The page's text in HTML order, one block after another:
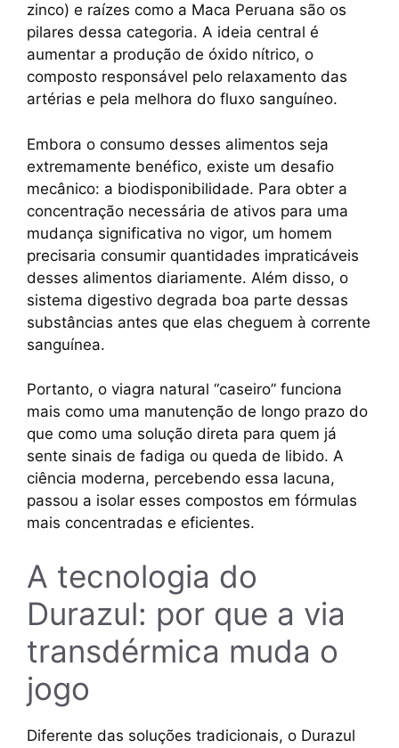
zinco) e raízes como a Maca Peruana são os
pilares dessa categoria. A ideia central é
aumentar a produção de óxido nítrico, o
composto responsável pelo relaxamento das
artérias e pela melhora do fluxo sanguíneo.
Embora o consumo desses alimentos seja
extremamente benéfico, existe um desafio
mecânico: a biodisponibilidade. Para obter a
concentração necessária de ativos para uma
mudança significativa no vigor, um homem
precisaria consumir quantidades impraticáveis
desses alimentos diariamente. Além disso, o
sistema digestivo degrada boa parte dessas
substâncias antes que elas cheguem à corrente
sanguínea.
Portanto, o viagra natural “caseiro” funciona
mais como uma manutenção de longo prazo do
que como uma solução direta para quem já
sente sinais de fadiga ou queda de libido. A
ciência moderna, percebendo essa lacuna,
passou a isolar esses compostos em fórmulas
mais concentradas e eficientes.
A tecnologia do
Durazul: por que a via
transdérmica muda o
jogo
Diferente das soluções tradicionais, o Durazul